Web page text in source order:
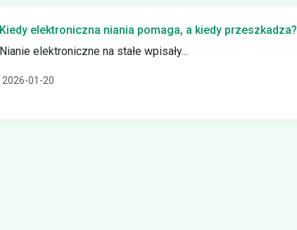
Kiedy elektroniczna niania pomaga, a kiedy przeszkadza?
Nianie elektroniczne na stałe wpisały...
2026-01-20